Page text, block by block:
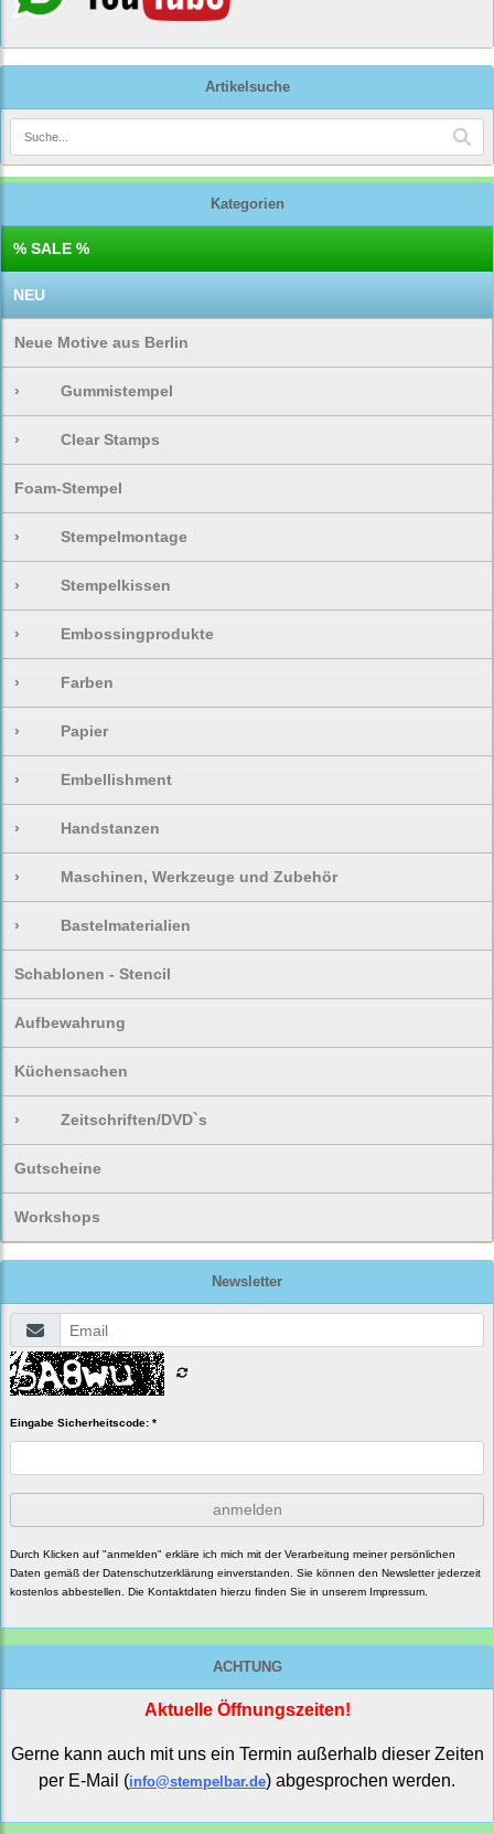
Artikelsuche
Kategorien
% SALE %
NEU
Neue Motive aus Berlin
› Gummistempel
› Clear Stamps
Foam-Stempel
› Stempelmontage
› Stempelkissen
› Embossingprodukte
› Farben
› Papier
› Embellishment
› Handstanzen
› Maschinen, Werkzeuge und Zubehör
› Bastelmaterialien
Schablonen - Stencil
Aufbewahrung
Küchensachen
› Zeitschriften/DVD`s
Gutscheine
Workshops
Newsletter
Eingabe Sicherheitscode: *
anmelden
Durch Klicken auf "anmelden" erkläre ich mich mit der Verarbeitung meiner persönlichen
Daten gemäß der Datenschutzerklärung einverstanden. Sie können den Newsletter jederzeit
kostenlos abbestellen. Die Kontaktdaten hierzu finden Sie in unserem Impressum.
ACHTUNG
Aktuelle Öffnungszeiten!
Gerne kann auch mit uns ein Termin außerhalb dieser Zeiten
per E-Mail (info@stempelbar.de) abgesprochen werden.